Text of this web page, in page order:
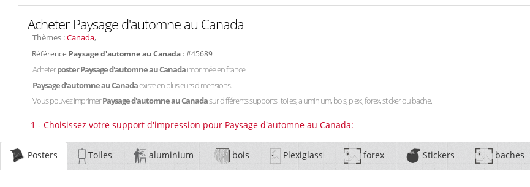
Acheter Paysage d'automne au Canada
Thèmes :Canada,
Référence Paysage d'automne au Canada : #45689
Acheterposter Paysage d'automne au Canadaimprimée en france.
Paysage d'automne au Canadaexiste en plusieurs dimensions.
Vous pouvez imprimerPaysage d'automne au Canadasur différents supports : toiles, aluminium, bois, plexi, forex, sticker ou bache.
1 - Choisissez votre support d'impression pour Paysage d'automne au Canada:
Posters Toiles aluminium bois Plexiglass forex Stickers baches